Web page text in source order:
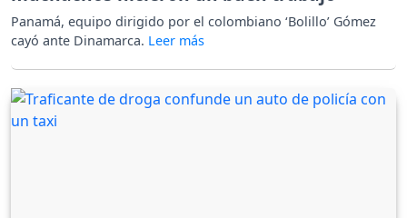
Panamá, equipo dirigido por el colombiano ‘Bolillo’ Gómez
cayó ante Dinamarca.